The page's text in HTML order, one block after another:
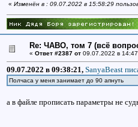
« Изменён в : 09.07.2022 в 15:58:29
Re: ЧАВО, том 7 (всё
« Ответ #2387 от09.07.2022 в
09.07.2022 в 09:38:21, SanyaBeast
Полчаса у меня занимает до 90 апнуть
а в файле прописать параметры не